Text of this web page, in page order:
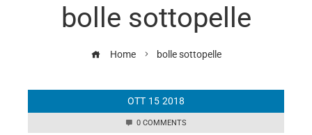
bolle sottopelle
Home bolle sottopelle
OTT 15 2018
0 COMMENTS